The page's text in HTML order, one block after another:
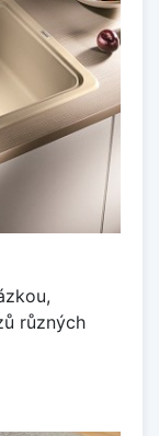
různých